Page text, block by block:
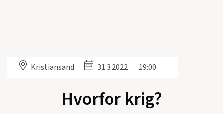
Kristiansand 31.3.2022 19:00
Hvorfor krig?